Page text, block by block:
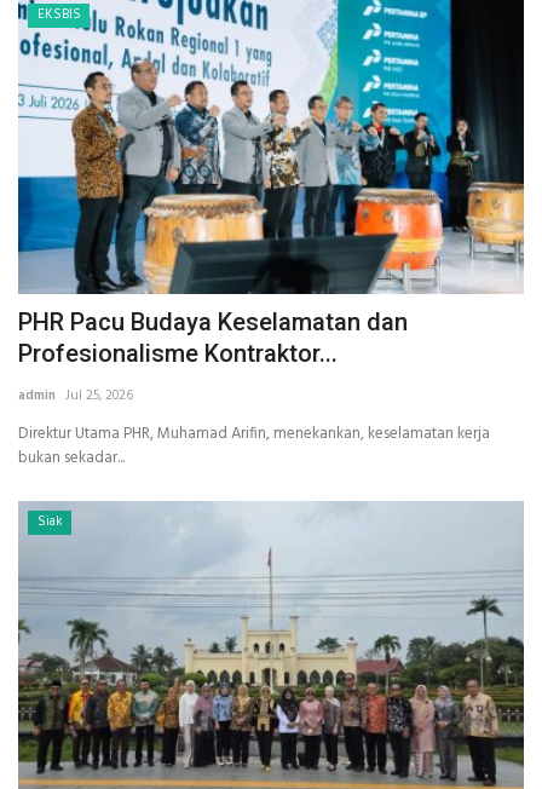
EKSBIS
PHR Pacu Budaya Keselamatan dan
Profesionalisme Kontraktor...
admin Jul 25, 2026
Direktur Utama PHR, Muhamad Arifin, menekankan, keselamatan kerja
bukan sekadar...
Siak